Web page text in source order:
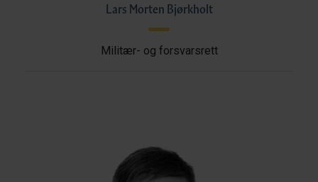
Lars Morten Bjørkholt
Militær- og forsvarsrett